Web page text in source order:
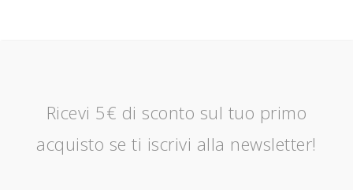
Ricevi 5€ di sconto sul tuo primo
acquisto se ti iscrivi alla newsletter!